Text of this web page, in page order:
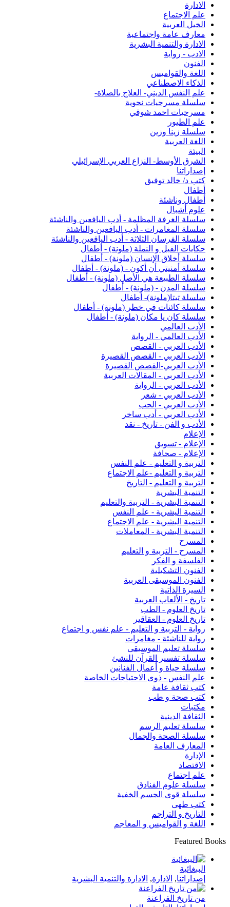
الادارة
علم الاجتماع
الخيل العربية
معارف عامة واجتماعية
الادارة والتنمية البشرية
الادب - رواية
الفنون
اللغة والقواميس
الذكاء الاصطناعي
علم النفس الديني- العلاج بالصلاة-
سلسلة مسرحيات نحوية
مسرحيات احمد شوقي
علم الطيور
سلسلة زينا وزين
اللغة العربية
البيئة
الشرق الأوسط- النزاع العربي الإسرائيلي
إصداراتنا
كتب د/ خالد توفيق
أطفال
أطفال وناشئة
علوم أشبال
سلسلة الغرفة المظلمة - أدب اليافعين والناشئة
سلسلة المغامرات - أدب اليافعين والناشئة
سلسلة الفرسان الثلاثة - أدب اليافعين والناشئة
حكايات الفيل و النملة (ملونة) - أطفال
سلسلة أخلاق الإنسان (ملونة) - أطفال
سلسلة أمنيتي أن أكون - (ملونة) - أطفال
سلسلة الطبيعة هي الأصل (ملونة) - أطفال
سلسلة المدن - (ملونة) - أطفال
سلسلة تيتا(ملونة)- أطفال
سلسلة كائنات في خطر (ملونة) - أطفال
سلسلة كان يا مكان (ملونة) - أطفال
الأدب العالمي
الأدب العالمي - الرواية
الأدب العربي - القصص
الأدب العربي - القصص القصيرة
الأدب العربي-القصص القصيرة
الأدب العربي - المقالات العربية
الأدب العربي - الرواية
الأدب العربي - شعر
الأدب العربي - الحب
الأدب العربي - أدب ساخر
الأدب و الفن - تاريخ - نقد
الإعلام
الإعلام - تسويق
الإعلام - صحافة
التربية و التعليم - علم النفس
التربية و التعليم -علم الاجتماع
التربية و التعليم - التاريخ
التنمية البشرية
التنمية البشرية - التربية والتعليم
التنمية اليشرية - علم النفس
التنمية البشرية - علم الاجتماع
التنمية البشرية - المعاملات
المسرح
المسرح - التربية و التعليم
الفلسفة و الفكر
الفنون التشكيلية
الفنون الموسيقى العربية
السيرة الذاتية
تاريخ - الألعاب العربية
تاريخ العلوم - الطب
تاريخ العلوم - العقاقير
رواية - التربية و التعليم - علم نفس و اجتماع
رواية للناشئة - مغامرات
سلسلة تعليم الموسيقى
سلسلة تفسير القرآن للنشئ
سلسلة حياة و أعمال الفنانين
علم النفس - ذوى الاحتياجات الخاصة
كتب ثقافة عامة
كتب صحة و طب
مكتبات
الثقافة الدينية
سلسلة تعليم الرسم
سلسلة الصحة والجمال
المعارف العامة
الإدارة
الاقتصاد
علم اجتماع
سلسلة علوم الفنادق
سلسلة قوى الجسم الخفية
كتب طهى
التاريخ و التراجم
اللغة و القواميس و المعاجم
Featured Books
الببغائية
إصداراتنا, الادارة, الادارة والتنمية البشرية
من تاريخ الفراعنة